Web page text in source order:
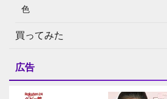
色
買ってみた
広告